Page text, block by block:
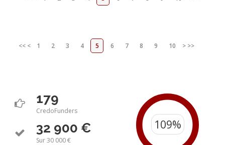
<< < 1 2 3 4 5 6 7 8 9 10 > >>
179
CredoFunders
32 900 €
Sur 30 000 €